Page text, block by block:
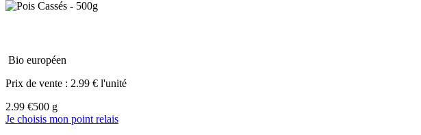
Bio européen
Prix de vente : 2.99 € l'unité
2.99 €500 g
Je choisis mon point relais